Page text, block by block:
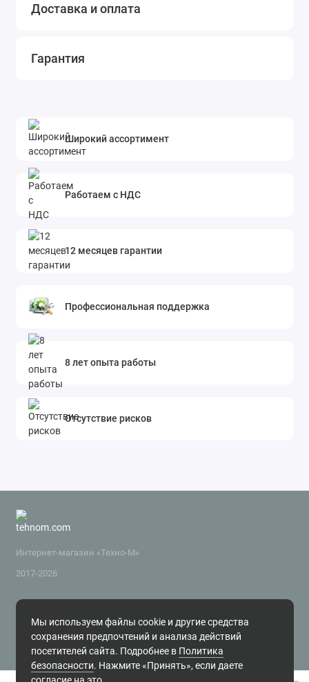
Доставка и оплата
Гарантия
Широкий ассортимент
Работаем с НДС
12 месяцев гарантии
Профессиональная поддержка
8 лет опыта работы
Отсутствие рисков
Мы используем файлы cookie и другие средства
сохранения предпочтений и анализа действий
посетителей сайта. Подробнее в Политика
безопасности. Нажмите «Принять», если даете
Интернет-магазин «Техно-М»
2017-2026
Поддержка
+7 (343) 318-2-800
zakaz@tehnom.ru
г. Екатеринбург, ул. Чайковского 16, офис 6 Будни, с 10.00 до 18.00